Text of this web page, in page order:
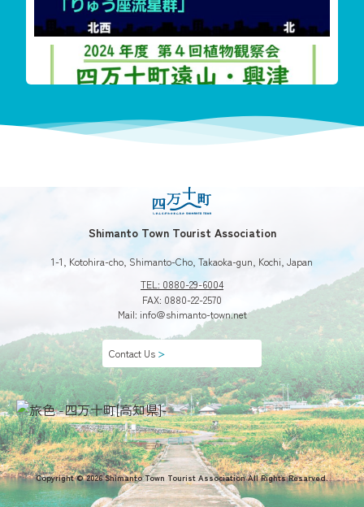
第3回植物観察会
「希少植物花盛り」 ■日時：2024年９月28日（土）
Shimanto Town Tourist Association
1-1, Kotohira-cho, Shimanto-Cho, Takaoka-gun, Kochi, Japan
TEL: 0880-29-6004
FAX: 0880-22-2570
Mail: info＠shimanto-town.net
Contact Us ＞
Copyright © 2026 Shimanto Town Tourist Association All Rights Resarved.